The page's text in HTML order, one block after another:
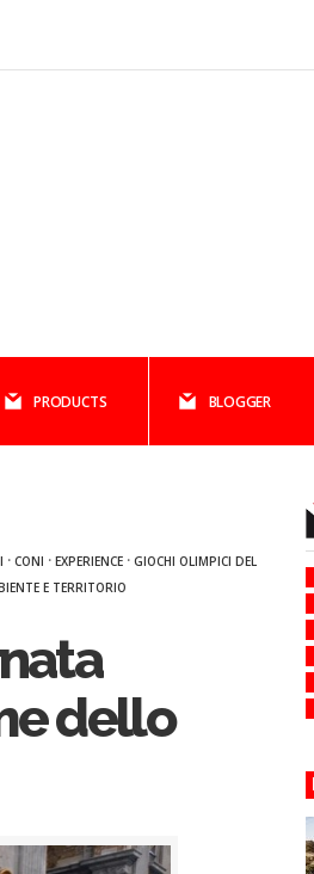
PRODUCTS BLOGGER
· CONI · EXPERIENCE · GIOCHI OLIMPICI DEL
E TERRITORIO
dello